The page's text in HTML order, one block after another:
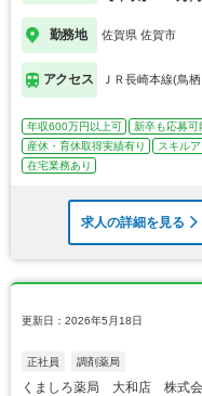
勤務地 佐賀県 佐賀市
アクセス ＪＲ長崎本線(鳥
年収600万円以上可 新卒も応募可
産休・育休取得実績有り
スキル
在宅業務あり
求人の詳細を見る
更新日：2026年5月18日
正社員 調剤薬局
くましろ薬局 大和店 株式会